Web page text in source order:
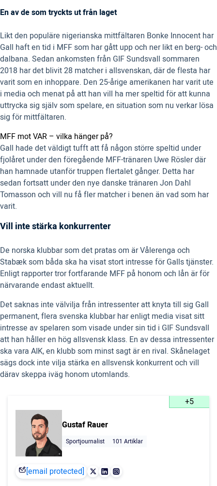
En av de som tryckts ut från laget
Likt den populäre nigerianska mittfältaren Bonke Innocent har
Gall haft en tid i MFF som har gått upp och ner likt en berg- och
dalbana. Sedan ankomsten från GIF Sundsvall sommaren
2018 har det blivit 28 matcher i allsvenskan, där de flesta har
varit som en inhoppare. Den 25-årige amerikanen har varit ute
i media och menat på att han vill ha mer speltid för att kunna
uttrycka sig själv som spelare, en situation som nu verkar lösa
sig för mittfältaren.
MFF mot VAR – vilka hänger på?
Gall hade det väldigt tufft att få någon större speltid under
fjolåret under den föregående MFF-tränaren Uwe Rösler där
han hamnade utanför truppen flertalet gånger. Detta har
sedan fortsatt under den nye danske tränaren Jon Dahl
Tomasson och vill nu få fler matcher i benen än vad som har
varit.
Vill inte stärka konkurrenter
De norska klubbar som det pratas om är Vålerenga och
Stabæk som båda ska ha visat stort intresse för Galls tjänster.
Enligt rapporter tror fortfarande MFF på honom och lån är för
närvarande endast aktuellt.
Det saknas inte välvilja från intressenter att knyta till sig Gall
permanent, flera svenska klubbar har enligt media visat sitt
intresse av spelaren som visade under sin tid i GIF Sundsvall
att han håller en hög allsvensk klass. En av dessa intressenter
ska vara AIK, en klubb som minst sagt är en rival. Skånelaget
sägs dock inte vilja stärka en allsvensk konkurrent och vill
därav skeppa iväg honom utomlands.
+5
Gustaf Rauer
Sportjournalist 101 Artiklar
[email protected]